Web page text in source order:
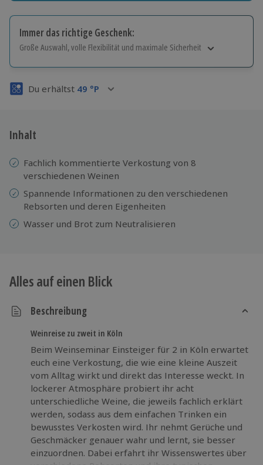
Immer das richtige Geschenk:
Große Auswahl, volle Flexibilität und maximale Sicherheit
Volle Flexibilität
3 Jahre gültig & verlängerbar.
Du erhältst 49 °P
Inhalt
Fachlich kommentierte Verkostung von 8
verschiedenen Weinen
Spannende Informationen zu den verschiedenen
Rebsorten und deren Eigenheiten
Wasser und Brot zum Neutralisieren
Alles auf einen Blick
Beschreibung
Weinreise zu zweit in Köln
Beim Weinseminar Einsteiger für 2 in Köln erwartet
euch eine Verkostung, die wie eine kleine Auszeit
vom Alltag wirkt und direkt das Interesse weckt. In
lockerer Atmosphäre probiert ihr acht
unterschiedliche Weine, die jeweils fachlich erklärt
werden, sodass aus dem einfachen Trinken ein
bewusstes Verkosten wird. Ihr nehmt Gerüche und
Geschmäcker genauer wahr und lernt, sie besser
einzuordnen. Dabei erfahrt ihr Wissenswertes über